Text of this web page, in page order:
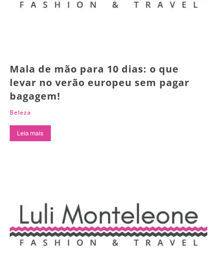
Mala de mão para 10 dias: o que
levar no verão europeu sem pagar
bagagem!
Beleza
Leia mais